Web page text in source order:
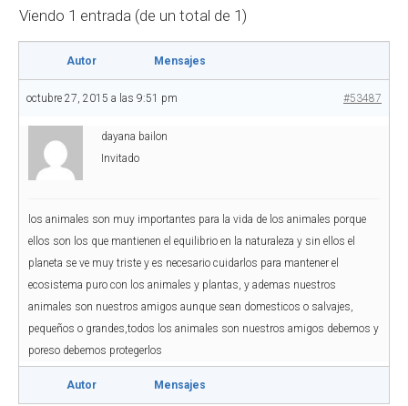
Viendo 1 entrada (de un total de 1)
Autor Mensajes
octubre 27, 2015 a las 9:51 pm #53487
dayana bailon
Invitado
los animales son muy importantes para la vida de los animales porque
ellos son los que mantienen el equilibrio en la naturaleza y sin ellos el
planeta se ve muy triste y es necesario cuidarlos para mantener el
ecosistema puro con los animales y plantas, y ademas nuestros
animales son nuestros amigos aunque sean domesticos o salvajes,
pequeños o grandes,todos los animales son nuestros amigos debemos y
poreso debemos protegerlos
Autor Mensajes